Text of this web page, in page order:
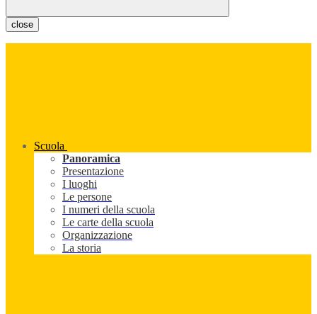
close
Scuola
Panoramica
Presentazione
I luoghi
Le persone
I numeri della scuola
Le carte della scuola
Organizzazione
La storia